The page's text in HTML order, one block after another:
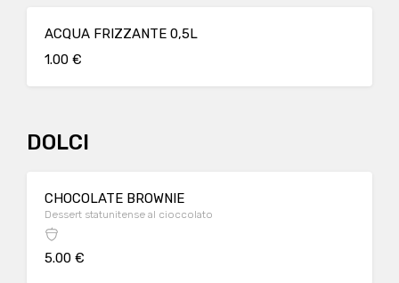
ACQUA FRIZZANTE 0,5L
1.00 €
DOLCI
CHOCOLATE BROWNIE
Dessert statunitense al cioccolato
5.00 €